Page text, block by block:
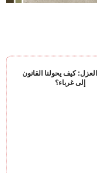
كيف يحولنا القانون
إلى غرباء؟